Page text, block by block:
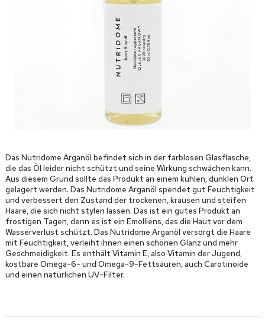
Das Nutridome Arganöl befindet sich in der farblosen Glasflasche,
die das Öl leider nicht schützt und seine Wirkung schwächen kann.
Aus diesem Grund sollte das Produkt an einem kühlen, dunklen Ort
gelagert werden. Das Nutridome Arganöl spendet gut Feuchtigkeit
und verbessert den Zustand der trockenen, krausen und steifen
Haare, die sich nicht stylen lassen. Das ist ein gutes Produkt an
frostigen Tagen, denn es ist ein Emolliens, das die Haut vor dem
Wasserverlust schützt. Das Nutridome Arganöl versorgt die Haare
mit Feuchtigkeit, verleiht ihnen einen schönen Glanz und mehr
Geschmeidigkeit. Es enthält Vitamin E, also Vitamin der Jugend,
kostbare Omega-6- und Omega-9-Fettsäuren, auch Carotinoide
und einen natürlichen UV-Filter.